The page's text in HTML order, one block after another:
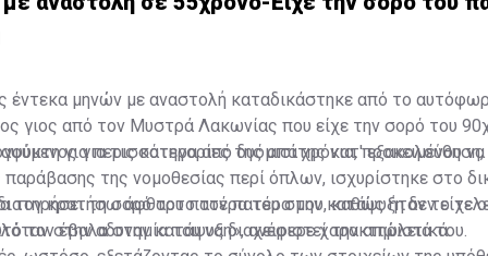
έντεκα μηνών με αναστολή καταδικάστηκε από το
γιος από τον Μυστρά Λακωνίας που είχε την σορό του
για περισσότερα από δυόμισι χρόνια, προκειμένου να
για τις κατηγορίες της απάτης κατ'
της νομοθεσίας περί όπλων, ισχυρίστηκε στο
τη σορό του πατέρα του στην κατάψυξη δεν είχε
στην αδυναμία του να διαχειριστεί την απώλειά του.
τον κρατήσω άφθαρτο τον πατέρα μου, καθώς ήταν το
τον έβαλα στην κατάψυξη», ανέφερε χαρακτηριστικά.